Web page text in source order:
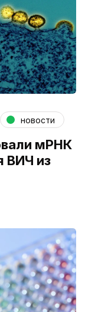
новости
мРНК
ВИЧ из